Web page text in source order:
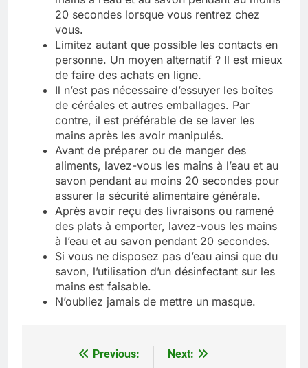
20 secondes lorsque vous rentrez chez
vous.
Limitez autant que possible les contacts en
personne. Un moyen alternatif ? Il est mieux
de faire des achats en ligne.
Il n’est pas nécessaire d’essuyer les boîtes
de céréales et autres emballages. Par
contre, il est préférable de se laver les
mains après les avoir manipulés.
Avant de préparer ou de manger des
aliments, lavez-vous les mains à l’eau et au
savon pendant au moins 20 secondes pour
assurer la sécurité alimentaire générale.
Après avoir reçu des livraisons ou ramené
des plats à emporter, lavez-vous les mains
à l’eau et au savon pendant 20 secondes.
Si vous ne disposez pas d’eau ainsi que du
savon, l’utilisation d’un désinfectant sur les
mains est faisable.
N’oubliez jamais de mettre un masque.
NavigationPrevious:
Next: